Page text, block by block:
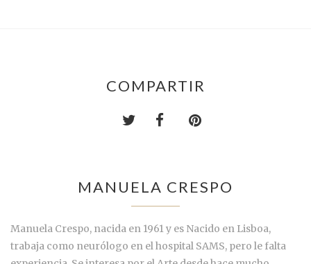
COMPARTIR
MANUELA CRESPO
Manuela Crespo, nacida en 1961 y es Nacido en Lisboa,
trabaja como neurólogo en el hospital SAMS, pero le falta